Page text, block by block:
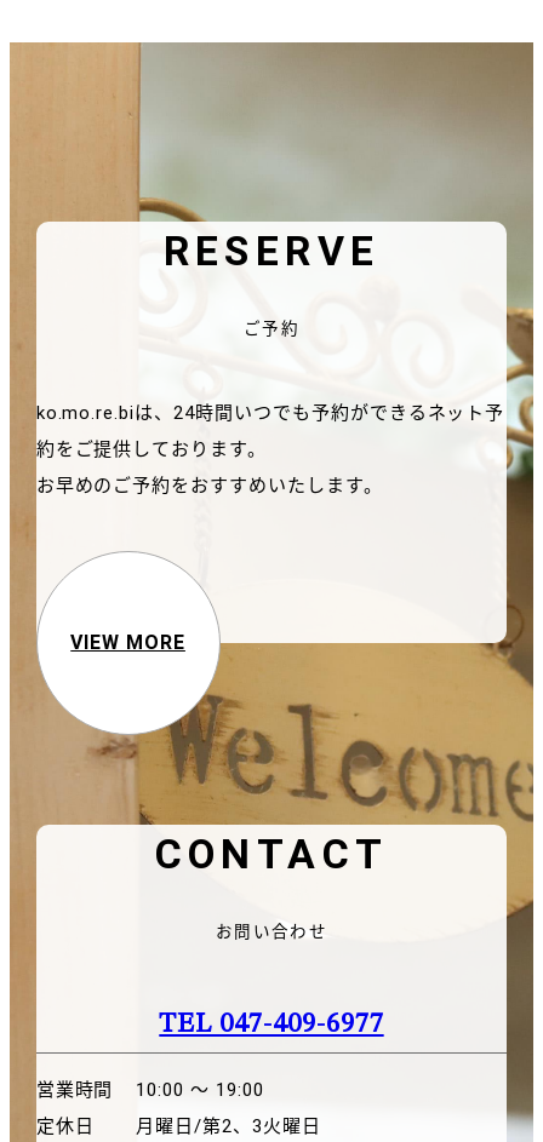
RESERVE
ご予約
ko.mo.re.biは、24時間いつでも予約ができるネット予
約をご提供しております。
お早めのご予約をおすすめいたします。
VIEW MORE
CONTACT
お問い合わせ
TEL 047-409-6977
営業時間
10:00 〜 19:00
定休日
月曜日/第2、3火曜日